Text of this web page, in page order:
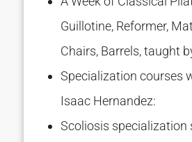
Guillotine, Reformer,
Chairs, Barrels, taught
Specialization courses
Isaac Hernandez:
Scoliosis specialization